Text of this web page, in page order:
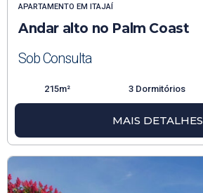
APARTAMENTO EM ITAJAÍ
Andar alto no Palm Coast
Sob Consulta
215m² 3 Dormitórios
MAIS DETALHES